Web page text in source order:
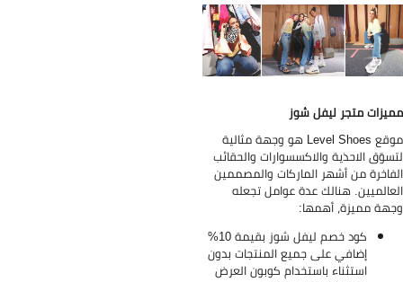
متجر ليفل شوز
موقع Level Shoes هو وجهة مثالية
الاحذية والاكسسوارات والحقائب
من أشهر الماركات والمصممين
هنالك عدة عوامل تجعله
مميزة، أهمها:
كود خصم ليفل شوز بقيمة 10%
إضافي على جميع المنتجات بدون
استثناء باستخدام كوبون العرض